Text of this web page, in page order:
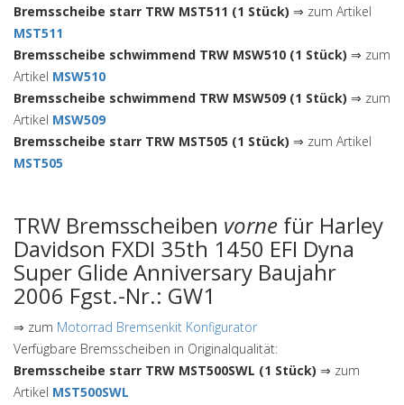
Bremsscheibe starr TRW MST511 (1 Stück) ⇒ zum Artikel
MST511
Bremsscheibe schwimmend TRW MSW510 (1 Stück) ⇒ zum
Artikel MSW510
Bremsscheibe schwimmend TRW MSW509 (1 Stück) ⇒ zum
Artikel MSW509
Bremsscheibe starr TRW MST505 (1 Stück) ⇒ zum Artikel
MST505
TRW Bremsscheiben vorne für Harley
Davidson FXDI 35th 1450 EFI Dyna
Super Glide Anniversary Baujahr
2006 Fgst.-Nr.: GW1
⇒ zum Motorrad Bremsenkit Konfigurator
Verfügbare Bremsscheiben in Originalqualität:
Bremsscheibe starr TRW MST500SWL (1 Stück) ⇒ zum
Artikel MST500SWL